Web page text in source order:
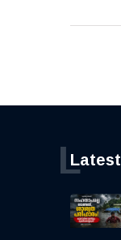
Latest
L